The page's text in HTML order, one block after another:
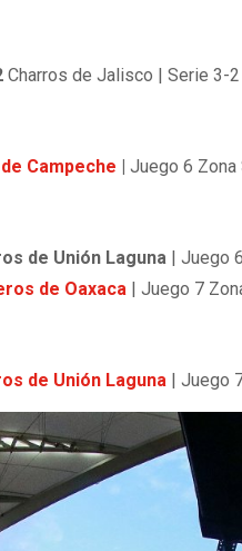
Charros de Jalisco | Serie 3-2
Campeche |Juego 6 Zona
de Unión Laguna | Juego
de Oaxaca
| Juego 7
de Unión Laguna | Juego